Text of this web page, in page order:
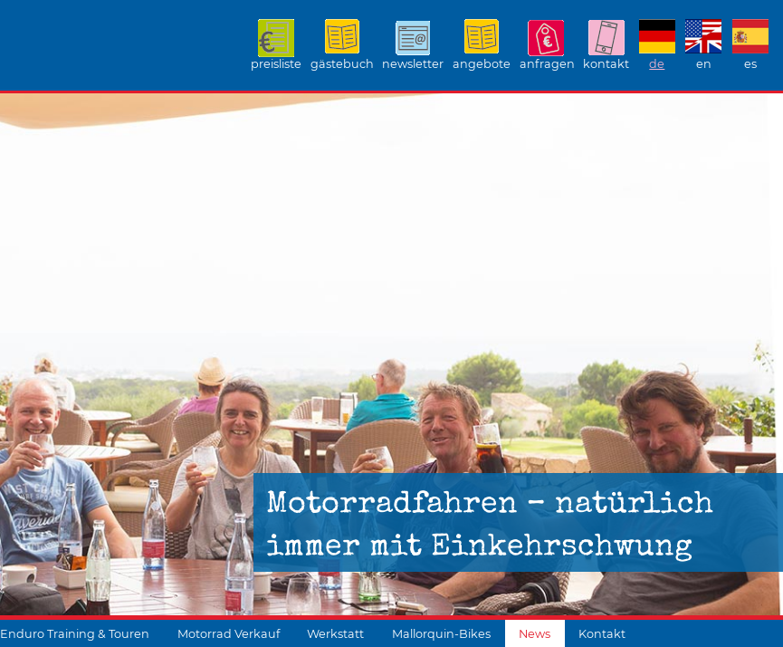
preisliste gästebuch newsletter angebote anfragen kontakt de en es
Motorradfahren – natürlich
immer mit Einkehrschwung
Enduro Training & Touren Motorrad Verkauf Werkstatt Mallorquin-Bikes News Kontakt